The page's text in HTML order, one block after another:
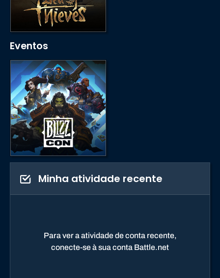
Eventos
Minha atividade recente
Para ver a atividade de conta recente,
conecte-se à sua conta Battle.net